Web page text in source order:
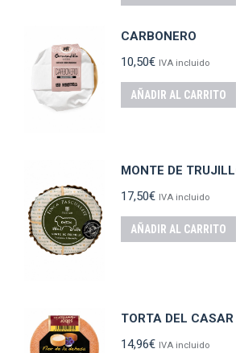
CARBONERO
10,50€ IVA incluido
AÑADIR AL CARRITO
MONTE DE
17,50€ IVA incluido
AÑADIR AL CARRITO
TORTA DEL
14,96€ IVA incluido